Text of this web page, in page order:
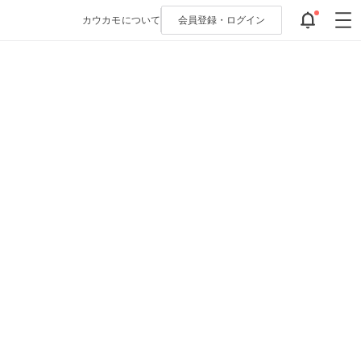
カウカモについて 会員登録・ ログイン